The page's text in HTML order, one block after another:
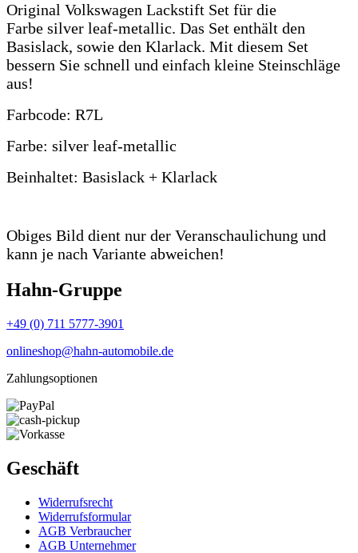
Original Volkswagen Lackstift Set für die
Farbe silver leaf-metallic. Das Set enthält den
Basislack, sowie den Klarlack. Mit diesem Set
bessern Sie schnell und einfach kleine Steinschläge
aus!
Farbcode: R7L
Farbe: silver leaf-metallic
Beinhaltet: Basislack + Klarlack
Obiges Bild dient nur der Veranschaulichung und
kann je nach Variante abweichen!
Hahn-Gruppe
+49 (0) 711 5777-3901
onlineshop@hahn-automobile.de
Zahlungsoptionen
Geschäft
Widerrufs­recht
Widerrufs­formular
AGB Verbraucher
AGB Unternehmer